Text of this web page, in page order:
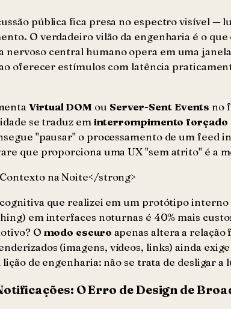
pública fica presa no espectro visível —
O verdadeiro vilão da engenharia é o que
nervoso central humano opera em uma
oferecer estímulos com latência
Virtual DOM ou Server-Sent Events no
se traduz em interrompimento forçado
"pausar" o processamento de um feed
que proporciona uma UX "sem atrito" é a
na Noite</strong>
que realizei em um protótipo
em interfaces noturnas é 40% mais
O modo escuro apenas altera a
(imagens, vídeos, links) ainda
lição de engenharia: não se trata de desligar
O Erro de Design de